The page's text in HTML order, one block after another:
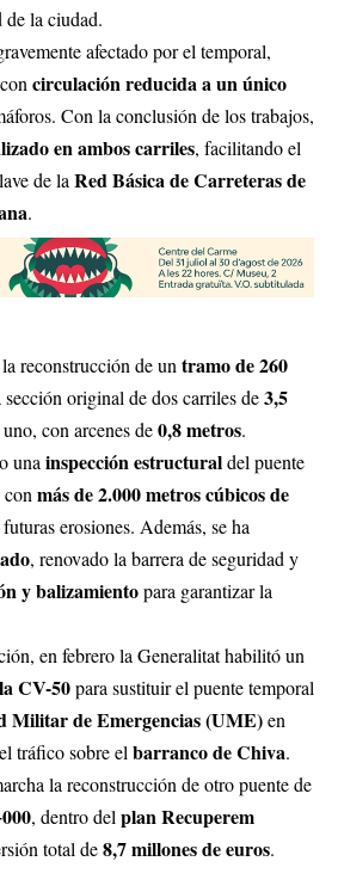
la ciudad.
afectado por el temporal,
circulación reducida a un único
Con la conclusión de los trabajos,
en ambos carriles, facilitando el
de la Red Básica de Carreteras de
.
reconstrucción de un tramo de 260
original de dos carriles de3,5
con arcenes de0,8 metros.
una inspección estructuraldel puente
con más de 2.000 metros cúbicos de
erosiones. Además, se ha
, renovado la barrera de seguridad y
y balizamientopara garantizar la
en febrero la Generalitat habilitó un
CV-50para sustituir el puente temporal
Militar de Emergencias (UME)en
tráfico sobre el barranco de Chiva.
la reconstrucción de otro puente de
, dentro del plan Recuperem
total de8,7 millones de euros.